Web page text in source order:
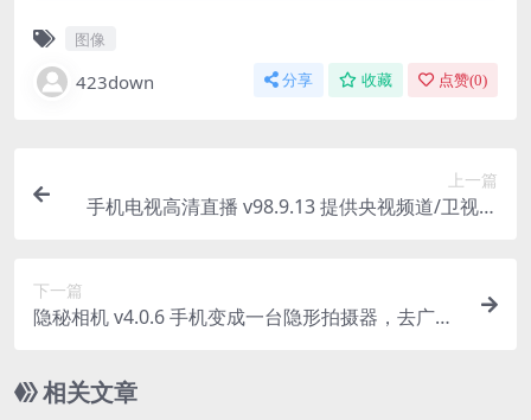
图像
423down 分享 收藏 点赞(0)
上一篇
手机电视高清直播 v98.9.13 提供央视频道/卫视频
下一篇
隐秘相机 v4.0.6 手机变成一台隐形拍摄器，去广告
相关文章